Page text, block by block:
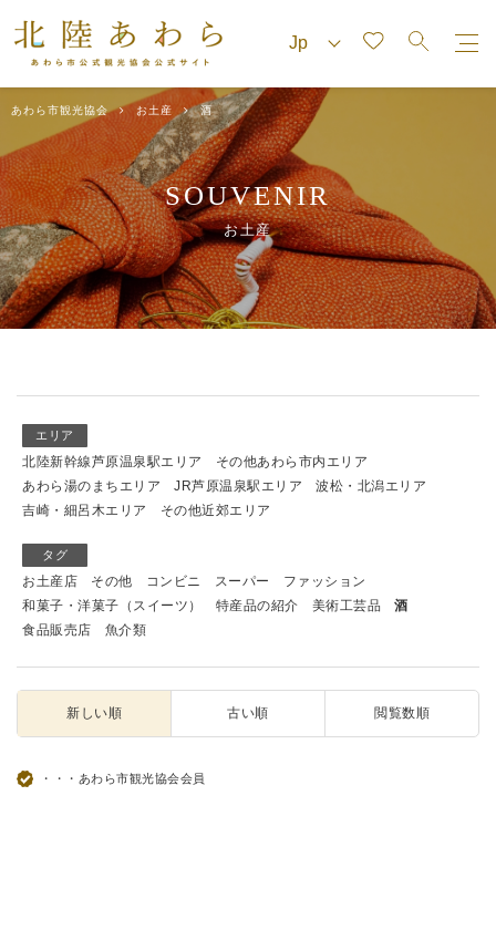
あわら市観光協会 お土産 酒
SOUVENIR
お土産
エリア
北陸新幹線芦原温泉駅エリア
その他あわら市内エリア
あわら湯のまちエリア
JR芦原温泉駅エリア
波松・北潟エリア
吉崎・細呂木エリア
その他近郊エリア
タグ
お土産店 その他 コンビニ スーパー
ファッション
和菓子・洋菓子（スイーツ）
特産品の紹介 美術工芸品
酒
食品販売店
魚介類
新しい順 古い順 閲覧数順
・・・あわら市観光協会会員